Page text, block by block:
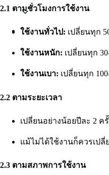
Thai
2.1 ตามชั่วโมงการใช้งาน
ใช้งานทั่วไป: เปลี่ยนทุก
ใช้งานหนัก: เปลี่ยนทุก
ใช้งานเบา: เปลี่ยนทุก
2.2 ตามระยะเวลา
เปลี่ยนอย่างน้อยปีละ 2 ค
แม้ไม่ได้ใช้งานก็ควรเปลี่
2.3 ตามสภาพการใช้งาน